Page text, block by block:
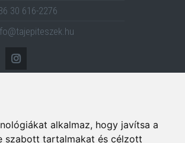
alkalmaz, hogy javítsa a
szabott tartalmakat és célzott
30 616-2276